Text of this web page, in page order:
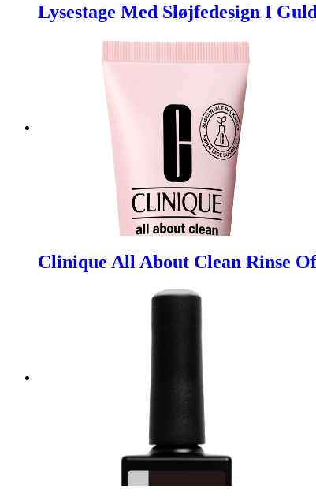
Lysestage Med Sløjfedesign I
Clinique All About Clean Rinse